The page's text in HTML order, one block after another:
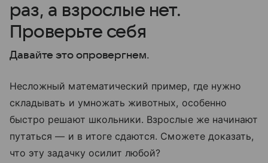
раз, а взрослые нет.
Проверьте себя
Давайте это опровергнем.
Несложный математический пример, где нужно
складывать и умножать животных, особенно
быстро решают школьники. Взрослые же начинают
путаться — и в итоге сдаются. Сможете доказать,
что эту задачку осилит любой?